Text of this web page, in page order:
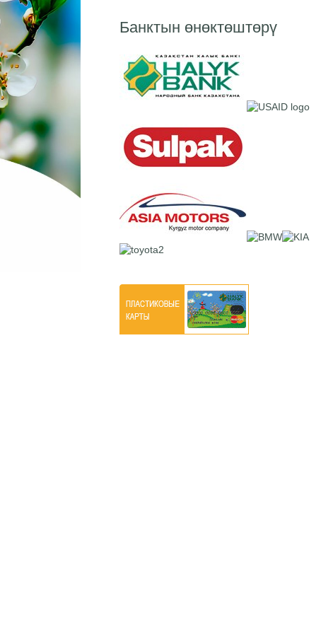
Банктын өнөктөштөрү